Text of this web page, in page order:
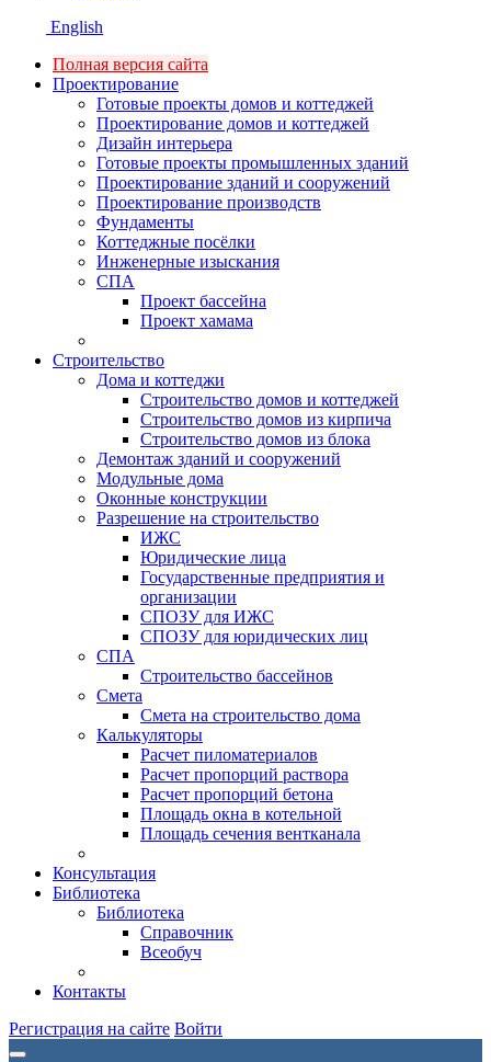
English
Полная версия сайта
Проектирование
Готовые проекты домов и коттеджей
Проектирование домов и коттеджей
Дизайн интерьера
Готовые проекты промышленных зданий
Проектирование зданий и сооружений
Проектирование производств
Фундаменты
Коттеджные посёлки
Инженерные изыскания
СПА
Проект бассейна
Проект хамама
Строительство
Дома и коттеджи
Строительство домов и коттеджей
Строительство домов из кирпича
Строительство домов из блока
Демонтаж зданий и сооружений
Модульные дома
Оконные конструкции
Разрешение на строительство
ИЖС
Юридические лица
Государственные предприятия и
организации
СПОЗУ для ИЖС
СПОЗУ для юридических лиц
СПА
Строительство бассейнов
Смета
Смета на строительство дома
Калькуляторы
Расчет пиломатериалов
Расчет пропорций раствора
Расчет пропорций бетона
Площадь окна в котельной
Площадь сечения вентканала
Консультация
Библиотека
Библиотека
Справочник
Всеобуч
Контакты
Регистрация на сайте Войти